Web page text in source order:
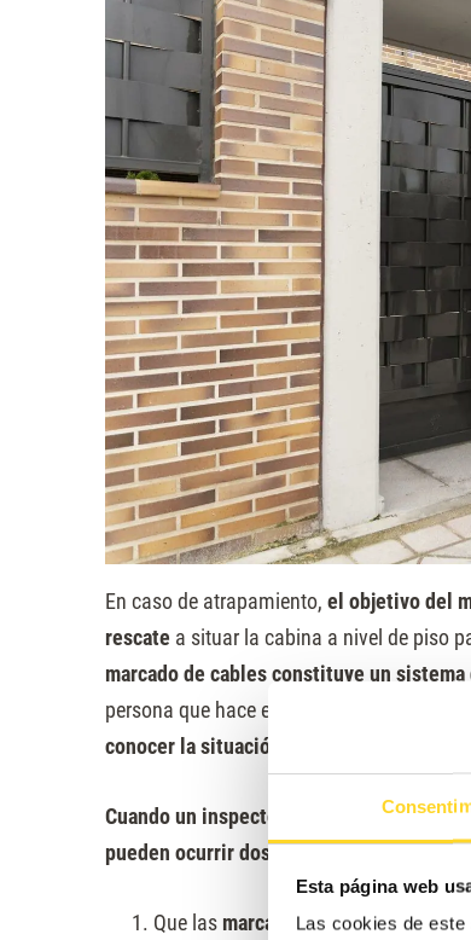
Esta página web
Las cookies de
En caso de atrapamiento, el objetivo del
rescate a situar la cabina a nivel de piso
marcado de cables constituye un
persona que hace el rescate manual
conocer la situación de la cabina a nivel
Cuando un inspector ha revisado el
pueden ocurrir dos cosas:
Que las marcas en color amarillo